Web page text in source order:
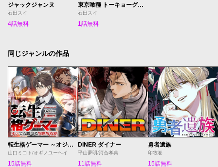
ジャックジャンヌ
石田スイ
4話無料
東京喰種 トーキョーグール:re
石田スイ
1話無料
同じジャンルの作品
転生格ゲーマー ～オジでも勝てる異世界攻略～
山口ミコト/オギノユーヘイ
15話無料
DINER ダイナー
平山夢明/河合孝典
11話無料
勇者遺族
印牧巻
15話無料